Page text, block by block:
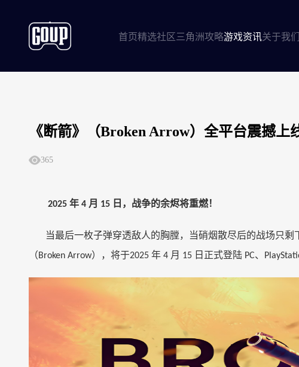
首页精选社区 三角洲攻略游戏资讯关于我们
《断箭》（Broken Arrow）全平台震撼
365
2025 年 4 月 15 日，战争的余烬将重燃！
当最后一枚子弹穿透敌人的胸膛，当硝烟散尽后的战场只
（Broken Arrow），将于2025 年 4 月 15 日正式登陆 PC、